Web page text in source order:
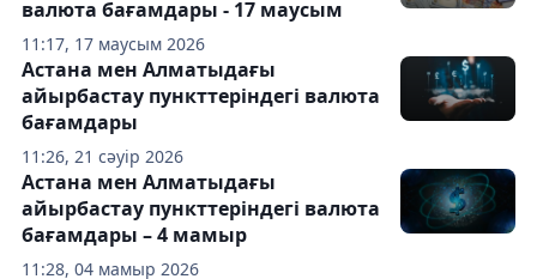
11:17, 17 маусым 2026
валюта бағамдары - 17 маусым
11:26, 21 сәуір 2026
Астана мен Алматыдағы
айырбастау пункттеріндегі валюта
бағамдары
11:28, 04 мамыр 2026
Астана мен Алматыдағы
айырбастау пункттеріндегі валюта
бағамдары – 4 мамыр